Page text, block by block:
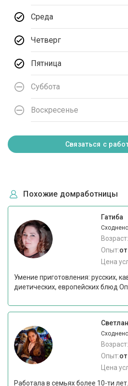
Среда
Четверг
Пятница
Суббота
Воскресенье
Связаться с
Похожие домработницы
Гатиба
Возраст:
Опыт:
Цена
Умение приготовления: русских,
диетических, европейских блюд
Возраст:
Опыт:
Цена
Работала в семьях более 10-ти